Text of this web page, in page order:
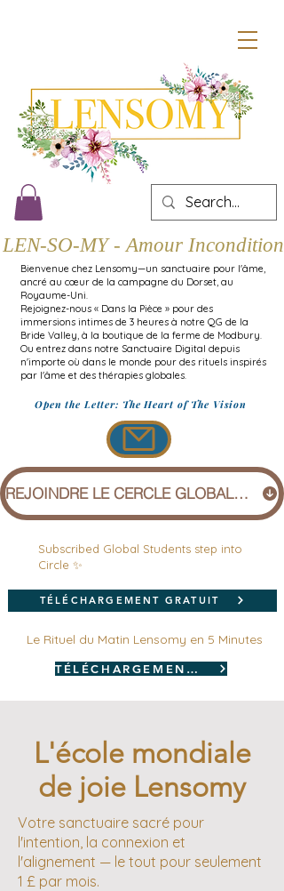
LEN-SO-MY - Amour
Bienvenue chez Lensomy—un sanctuaire pour l'âme,
ancré au cœur de la campagne du Dorset, au
Royaume-Uni.
Rejoignez-nous « Dans la Pièce » pour des
immersions intimes de 3 heures à notre QG de la
Bride Valley, à la boutique de la ferme de Modbury.
Ou entrez dans notre Sanctuaire Digital depuis
n'importe où dans le monde pour des rituels inspirés
par l'âme et des thérapies globales.
Open the Letter: The Heart of The Vision
REJOINDRE LE CERCLE GLOBAL (1 £)
Subscribed Global Students step into
Circle ✨
TÉLÉCHARGEMENT GRATUIT
Le Rituel du Matin Lensomy en 5 Minutes
TÉLÉCHARGEMENT GRATUIT
L'école mondiale
de joie Lensomy
Votre sanctuaire sacré pour
l'intention, la connexion et
l'alignement — le tout pour seulement
1 £ par mois.